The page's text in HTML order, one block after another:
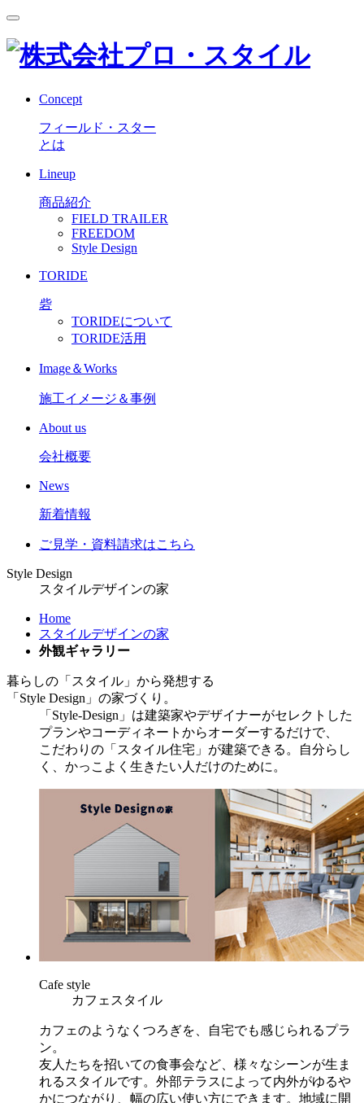
Concept
フィールド・スター
とは
Lineup
商品紹介
FIELD TRAILER
FREEDOM
Style Design
TORIDE
砦
TORIDEについて
TORIDE活用
Image＆Works
施工イメージ＆事例
About us
会社概要
News
新着情報
ご見学 ・ 資料請求はこちら
Style Design
スタイルデザインの家
Home
スタイルデザインの家
外観ギャラリー
暮らしの「スタイル」から発想する
「Style Design」の家づくり。
「Style-Design」は建築家やデザイナーがセレクトした
プランやコーディネートからオーダーするだけで、
こだわりの「スタイル住宅」が建築できる。自分らし
く、かっこよく生きたい人だけのために。
Cafe style
カフェスタイル
カフェのようなくつろぎを、自宅でも感じられるプラ
ン。
友人たちを招いての食事会など、様々なシーンが生ま
れるスタイルです。外部テラスによって内外がゆるや
かにつながり、幅の広い使い方にできます。地域に開